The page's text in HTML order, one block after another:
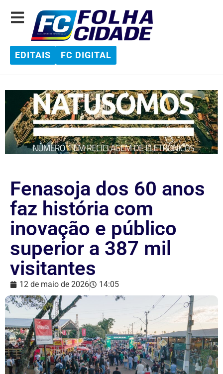
EDITAIS FC DIGITAL
Fenasoja dos 60 anos
faz história com
inovação e público
superior a 387 mil
visitantes
12 de maio de 2026 14:05